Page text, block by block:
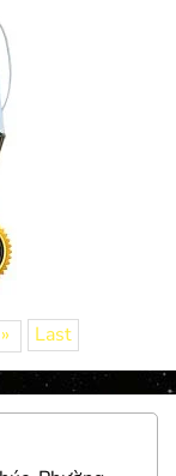
» Last